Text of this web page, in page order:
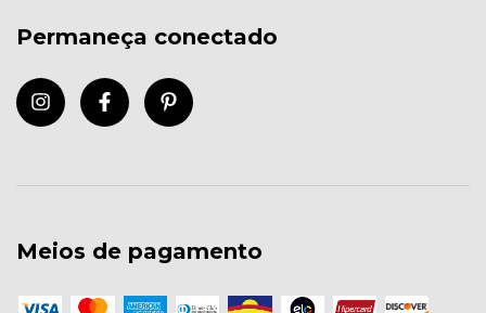
Permaneça conectado
Meios de pagamento